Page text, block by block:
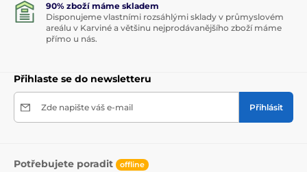
90% zboží máme skladem
Disponujeme vlastními rozsáhlými sklady v průmyslovém
areálu v Karviné a většinu nejprodávanějšího zboží máme
přímo u nás.
Přihlaste se do newsletteru
Zde napište váš e-mail Přihlásit
Potřebujete poradit offline